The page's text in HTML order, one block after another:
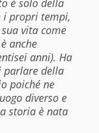
è solo della
i propri tempi,
vita come
anche
anni). Ha
parlare della
poiché ne
diverso e
storia è nata